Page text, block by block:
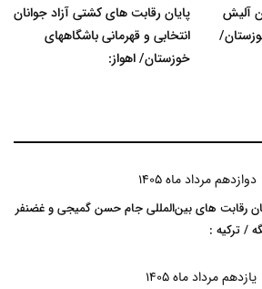
آلیش
پایان رقابت های کشتی آزاد جوانان
انتخابی و قهرمانی باشگاههای
خوزستان/ اهواز:
دوازدهم مرداد ماه 1405
رقابت های بین‌المللی جام حسن گمیجی و غضنفر
/ ترکیه :
يازدهم مرداد ماه 1405